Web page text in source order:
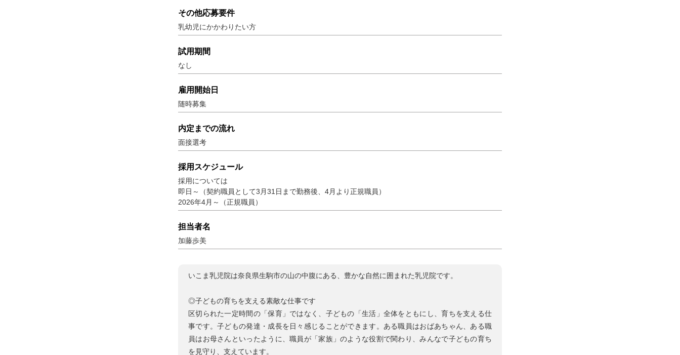
その他応募要件
乳幼児にかかわりたい方
試用期間
なし
雇用開始日
随時募集
内定までの流れ
面接選考
採用スケジュール
採用については
即日～（契約職員として3月31日まで勤務後、4月より正規職員）
2026年4月～（正規職員）
担当者名
加藤歩美
いこま乳児院は奈良県生駒市の山の中腹にある、豊かな自然に囲まれた乳児院です。
◎子どもの育ちを支える素敵な仕事です
区切られた一定時間の「保育」ではなく、子どもの「生活」全体をともにし、育ちを支える仕
事です。子どもの発達・成長を日々感じることができます。ある職員はおばあちゃん、ある職
員はお母さんといったように、職員が「家族」のような役割で関わり、みんなで子どもの育ち
を見守り、支えています。